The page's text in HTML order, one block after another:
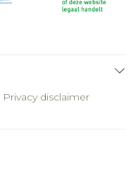
Privacy disclaimer